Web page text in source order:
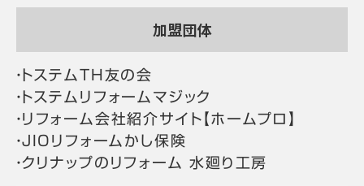
加盟団体
・トステムTH友の会
・トステムリフォームマジック
・リフォーム会社紹介サイト【ホームプロ】
・JIOリフォームかし保険
・クリナップのリフォーム 水廻り工房